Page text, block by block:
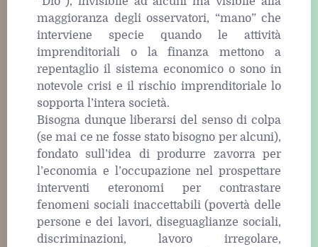
maggioranza degli osservatori, “mano” che
interviene specie quando le attività
imprenditoriali o la finanza mettono a
repentaglio il sistema economico o sono in
notevole crisi e il rischio imprenditoriale lo
sopporta l’intera società.
Bisogna dunque liberarsi del senso di colpa
(se mai ce ne fosse stato bisogno per alcuni),
fondato sull’idea di produrre zavorra per
l’economia e l’occupazione nel prospettare
interventi eteronomi per contrastare
fenomeni sociali inaccettabili (povertà delle
persone e dei lavori, diseguaglianze sociali,
discriminazioni, lavoro irregolare,